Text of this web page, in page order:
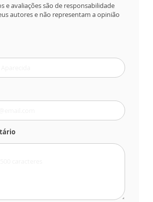
e avaliações são de responsabilidade
autores e não representam a opinião